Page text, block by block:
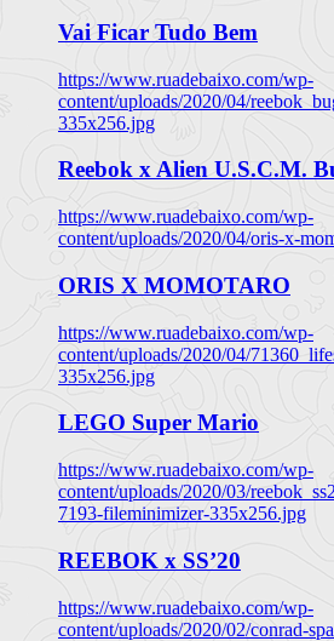
Vai Ficar Tudo Bem
https://www.ruadebaixo.com/wp-
content/uploads/2020/04/
335x256.jpg
Reebok x Alien U.S.C.M.
https://www.ruadebaixo.com/wp-
content/uploads/2020/04/oris-x-
ORIS X MOMOTARO
https://www.ruadebaixo.com/wp-
content/uploads/2020/04/
335x256.jpg
LEGO Super Mario
https://www.ruadebaixo.com/wp-
content/uploads/2020/03/
7193-fileminimizer-335x256.jpg
REEBOK x SS’20
https://www.ruadebaixo.com/wp-
content/uploads/2020/02/conrad-